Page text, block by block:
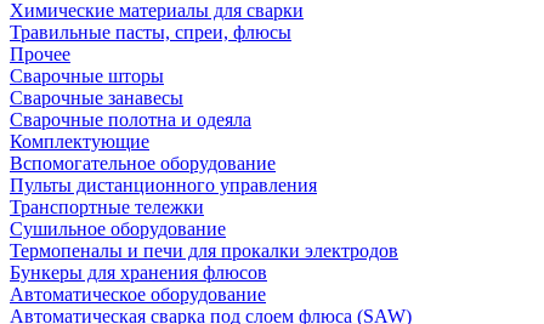
Химические материалы для сварки
Травильные пасты, спреи, флюсы
Прочее
Сварочные шторы
Сварочные занавесы
Сварочные полотна и одеяла
Комплектующие
Вспомогательное оборудование
Пульты дистанционного управления
Транспортные тележки
Сушильное оборудование
Термопеналы и печи для прокалки электродов
Бункеры для хранения флюсов
Автоматическое оборудование
Автоматическая сварка под слоем флюса (SAW)